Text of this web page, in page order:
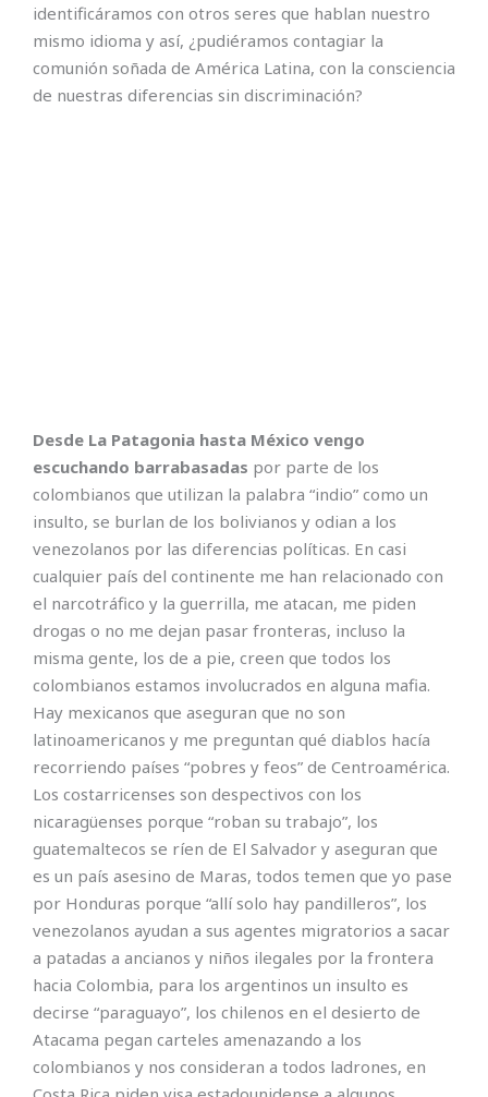
identificáramos con otros seres que hablan nuestro
mismo idioma y así, ¿pudiéramos contagiar la
comunión soñada de América Latina, con la consciencia
de nuestras diferencias sin discriminación?
Desde La Patagonia hasta México vengo
escuchando barrabasadas por parte de los
colombianos que utilizan la palabra “indio” como un
insulto, se burlan de los bolivianos y odian a los
venezolanos por las diferencias políticas. En casi
cualquier país del continente me han relacionado con
el narcotráfico y la guerrilla, me atacan, me piden
drogas o no me dejan pasar fronteras, incluso la
misma gente, los de a pie, creen que todos los
colombianos estamos involucrados en alguna mafia.
Hay mexicanos que aseguran que no son
latinoamericanos y me preguntan qué diablos hacía
recorriendo países “pobres y feos” de Centroamérica.
Los costarricenses son despectivos con los
nicaragüenses porque “roban su trabajo”, los
guatemaltecos se ríen de El Salvador y aseguran que
es un país asesino de Maras, todos temen que yo pase
por Honduras porque “allí solo hay pandilleros”, los
venezolanos ayudan a sus agentes migratorios a sacar
a patadas a ancianos y niños ilegales por la frontera
hacia Colombia, para los argentinos un insulto es
decirse “paraguayo”, los chilenos en el desierto de
Atacama pegan carteles amenazando a los
colombianos y nos consideran a todos ladrones, en